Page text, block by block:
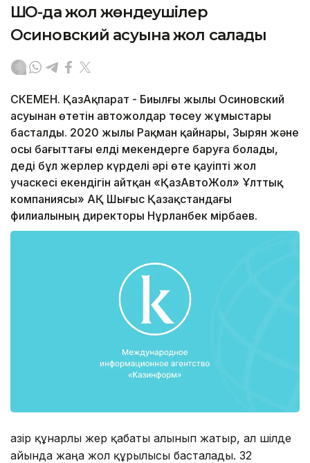
ШҚО-да жол жөндеушілер
Осиновский асуына жол салады
ӨСКЕМЕН. ҚазАқпарат - Биылғы жылы Осиновский
асуынан өтетін автожолдар төсеу жұмыстары
басталды. 2020 жылы Рақман қайнары, Зырян және
осы бағыттағы елді мекендерге баруға болады,
деді бұл жерлер күрделі әрі өте қауіпті жол
учаскесі екендігін айтқан «ҚазАвтоЖол» Ұлттық
компаниясы» АҚ Шығыс Қазақстандағы
филиалының директоры Нұрланбек Өмірбаев.
Қазір құнарлы жер қабаты алынып жатыр, ал шілде
айында жаңа жол құрылысы басталады. 32